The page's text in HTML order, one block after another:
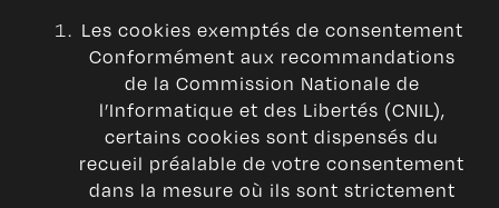
Les cookies exemptés de consentement
Conformément aux recommandations
de la Commission Nationale de
l’Informatique et des Libertés (CNIL),
certains cookies sont dispensés du
recueil préalable de votre consentement
dans la mesure où ils sont strictement